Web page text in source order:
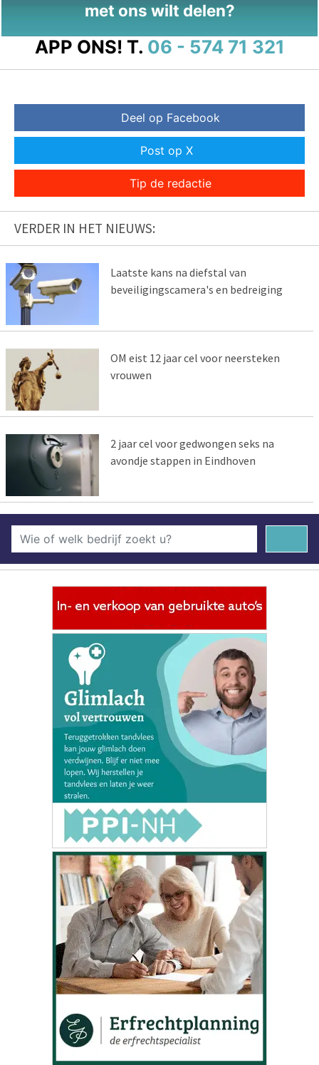
met ons wilt delen?
APP ONS! T. 06 - 574 71 321
Deel op Facebook
Post op X
Tip de redactie
VERDER IN HET NIEUWS:
Laatste kans na diefstal van
beveiligingscamera's en bedreiging
OM eist 12 jaar cel voor neersteken
vrouwen
2 jaar cel voor gedwongen seks na
avondje stappen in Eindhoven